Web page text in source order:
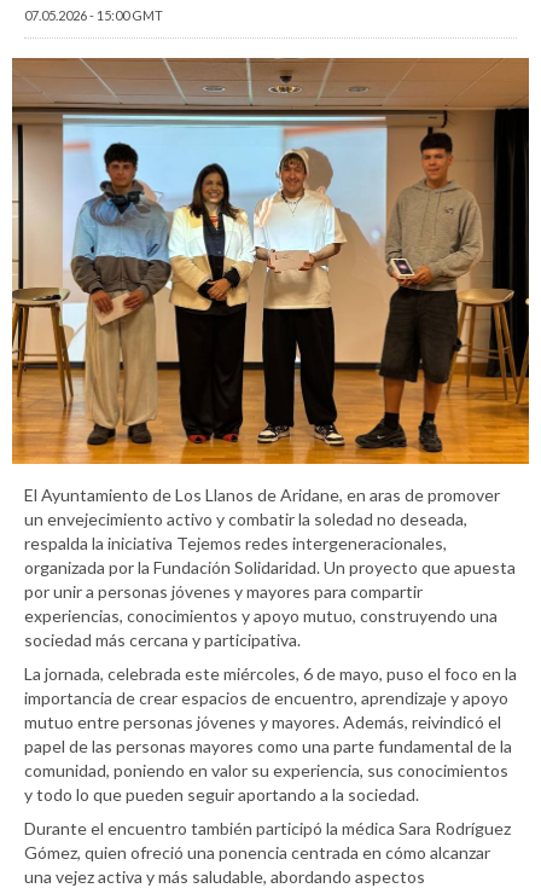
07.05.2026 - 15:00 GMT
El Ayuntamiento de Los Llanos de Aridane, en aras de promover
un envejecimiento activo y combatir la soledad no deseada,
respalda la iniciativa Tejemos redes intergeneracionales,
organizada por la Fundación Solidaridad. Un proyecto que apuesta
por unir a personas jóvenes y mayores para compartir
experiencias, conocimientos y apoyo mutuo, construyendo una
sociedad más cercana y participativa.
La jornada, celebrada este miércoles, 6 de mayo, puso el foco en la
importancia de crear espacios de encuentro, aprendizaje y apoyo
mutuo entre personas jóvenes y mayores. Además, reivindicó el
papel de las personas mayores como una parte fundamental de la
comunidad, poniendo en valor su experiencia, sus conocimientos
y todo lo que pueden seguir aportando a la sociedad.
Durante el encuentro también participó la médica Sara Rodríguez
Gómez, quien ofreció una ponencia centrada en cómo alcanzar
una vejez activa y más saludable, abordando aspectos